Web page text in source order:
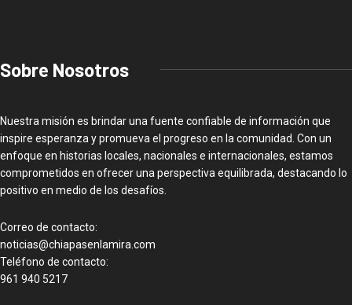
Sobre Nosotros
Nuestra misión es brindar una fuente confiable de información que
inspire esperanza y promueva el progreso en la comunidad. Con un
enfoque en historias locales, nacionales e internacionales, estamos
comprometidos en ofrecer una perspectiva equilibrada, destacando lo
positivo en medio de los desafíos.
Correo de contacto:
noticias@chiapasenlamira.com
Teléfono de contacto:
961 940 5217